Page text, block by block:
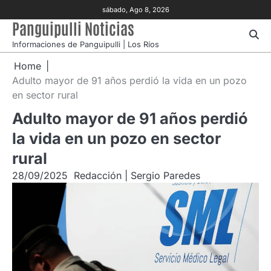
to
content
sábado, Ago 8, 2026
Panguipulli Noticias
Informaciones de Panguipulli | Los Ríos
Home
Adulto mayor de 91 años perdió la vida en un pozo
en sector rural
Adulto mayor de 91 años perdió
la vida en un pozo en sector
rural
28/09/2025 Redacción | Sergio Paredes